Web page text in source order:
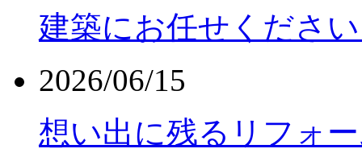
建築にお任せくださ
2026/06/15
想い出に残るリフォ